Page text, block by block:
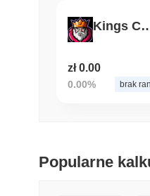
Kings
zł 0.00
0.00% brak
Popularne